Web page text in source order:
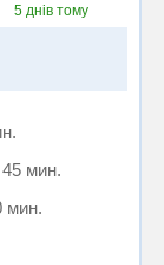
5 днів тому
45 мин.
мин.